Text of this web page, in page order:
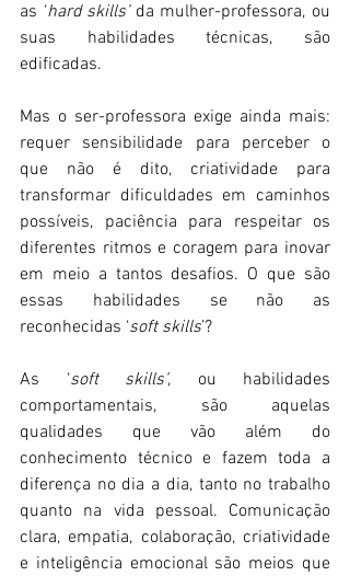
as ‘hard skills’ da mulher-professora, ou
suas habilidades técnicas, são
edificadas.
Mas o ser-professora exige ainda mais:
requer sensibilidade para perceber o
que não é dito, criatividade para
transformar dificuldades em caminhos
possíveis, paciência para respeitar os
diferentes ritmos e coragem para inovar
em meio a tantos desafios. O que são
essas habilidades se não as
reconhecidas ‘soft skills’?
As ‘soft skills’, ou habilidades
comportamentais, são aquelas
qualidades que vão além do
conhecimento técnico e fazem toda a
diferença no dia a dia, tanto no trabalho
quanto na vida pessoal. Comunicação
clara, empatia, colaboração, criatividade
e inteligência emocional são meios que